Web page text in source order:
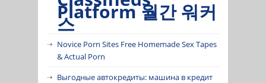
Platform 월간 워커
스
Novice Porn Sites Free Homemade Sex Tapes
& Actual Porn
Выгодные автокредиты: машина в кредит